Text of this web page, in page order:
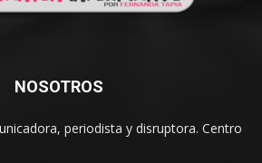
NOSOTROS
periodista y disruptora. Centro